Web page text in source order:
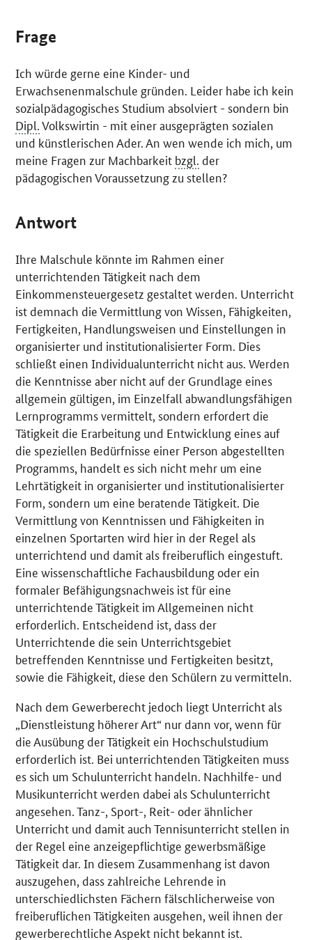
Frage
Ich würde gerne eine Kinder- und
Erwachsenenmalschule gründen. Leider habe ich kein
sozialpädagogisches Studium absolviert - sondern bin
Dipl.Volkswirtin - mit einer ausgeprägten sozialen
und künstlerischen Ader. An wen wende ich mich, um
meine Fragen zur Machbarkeit bzgl. der
pädagogischen Voraussetzung zu stellen?
Antwort
Ihre Malschule könnte im Rahmen einer
unterrichtenden Tätigkeit nach dem
Einkommensteuergesetz gestaltet werden. Unterricht
ist demnach die Vermittlung von Wissen, Fähigkeiten,
Fertigkeiten, Handlungsweisen und Einstellungen in
organisierter und institutionalisierter Form. Dies
schließt einen Individualunterricht nicht aus. Werden
die Kenntnisse aber nicht auf der Grundlage eines
allgemein gültigen, im Einzelfall abwandlungsfähigen
Lernprogramms vermittelt, sondern erfordert die
Tätigkeit die Erarbeitung und Entwicklung eines auf
die speziellen Bedürfnisse einer Person abgestellten
Programms, handelt es sich nicht mehr um eine
Lehrtätigkeit in organisierter und institutionalisierter
Form, sondern um eine beratende Tätigkeit. Die
Vermittlung von Kenntnissen und Fähigkeiten in
einzelnen Sportarten wird hier in der Regel als
unterrichtend und damit als freiberuflich eingestuft.
Eine wissenschaftliche Fachausbildung oder ein
formaler Befähigungsnachweis ist für eine
unterrichtende Tätigkeit im Allgemeinen nicht
erforderlich. Entscheidend ist, dass der
Unterrichtende die sein Unterrichtsgebiet
betreffenden Kenntnisse und Fertigkeiten besitzt,
sowie die Fähigkeit, diese den Schülern zu vermitteln.
Nach dem Gewerberecht jedoch liegt Unterricht als
„Dienstleistung höherer Art“ nur dann vor, wenn für
die Ausübung der Tätigkeit ein Hochschulstudium
erforderlich ist. Bei unterrichtenden Tätigkeiten muss
es sich um Schulunterricht handeln. Nachhilfe- und
Musikunterricht werden dabei als Schulunterricht
angesehen. Tanz-, Sport-, Reit- oder ähnlicher
Unterricht und damit auch Tennisunterricht stellen in
der Regel eine anzeigepflichtige gewerbsmäßige
Tätigkeit dar. In diesem Zusammenhang ist davon
auszugehen, dass zahlreiche Lehrende in
unterschiedlichsten Fächern fälschlicherweise von
freiberuflichen Tätigkeiten ausgehen, weil ihnen der
gewerberechtliche Aspekt nicht bekannt ist.